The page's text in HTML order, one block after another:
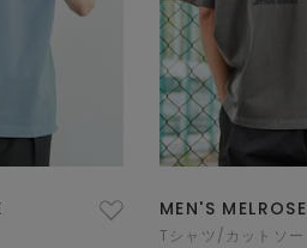
MEN'S MELROSE
Tシャツ/カットソー